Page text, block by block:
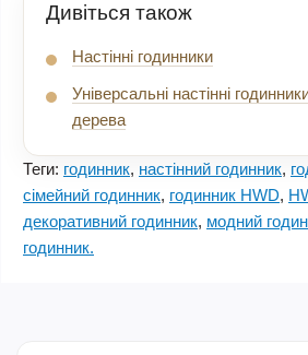
Дивіться також
Настінні годинники
Універсальні настінні
дерева
Теги: годинник, настінний годинник,
сімейний годинник, годинник HWD,
декоративний годинник, модний
годинник.